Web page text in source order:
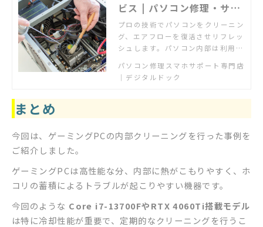
ビス | パソコン修理・サポ
ートのデジタルドック【公
式】
プロの技術でパソコンをクリーニン
グ、エアフローを復活させリフレッ
シュします。パソコン内部は利用に
このメーカーのパソコンでもまずは
相談ください。
パソコン修理スマホサポート専門店
｜デジタルドック
まとめ
今回は、ゲーミングPCの内部クリーニングを行った事例を
ご紹介しました。
ゲーミングPCは高性能な分、内部に熱がこもりやすく、ホ
コリの蓄積によるトラブルが起こりやすい機器です。
今回のような Core i7-13700FやRTX 4060Ti搭載モデル
は特に冷却性能が重要で、定期的なクリーニングを行うこ